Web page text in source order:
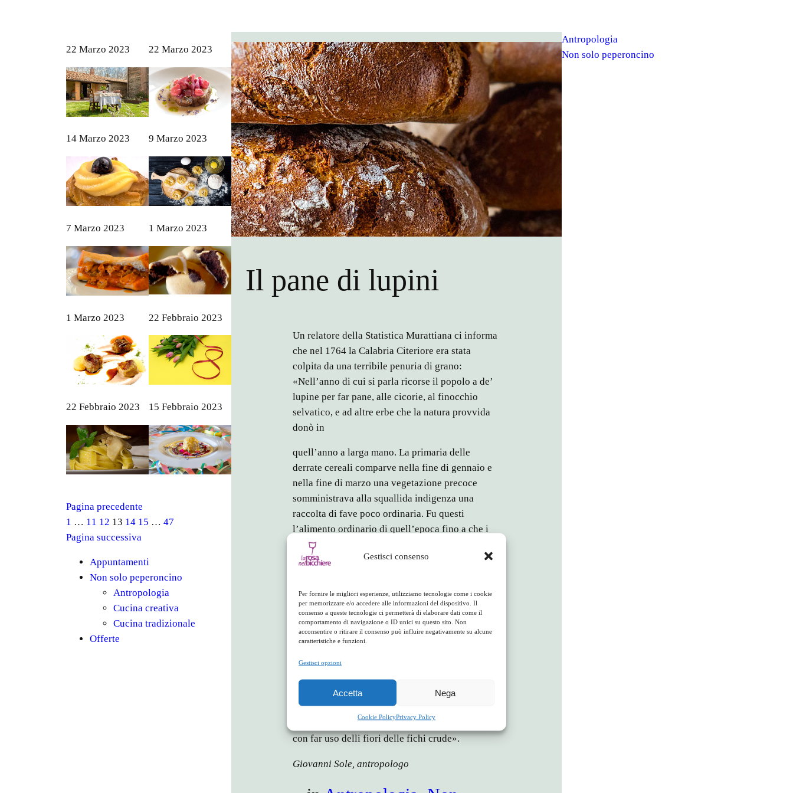
Gestisci consenso
Per fornire le migliori esperienze, utilizziamo tecnologie come i cookie
per memorizzare e/o accedere alle informazioni del dispositivo. Il
consenso a queste tecnologie ci permetterà di elaborare dati come il
comportamento di navigazione o ID unici su questo sito. Non
acconsentire o ritirare il consenso può influire negativamente su alcune
caratteristiche e funzioni.
Gestisci opzioni
Accetta Nega
Cookie PolicyPrivacy Policy
22 Marzo 2023 22 Marzo 2023
14 Marzo 2023 9 Marzo 2023
7 Marzo 2023 1 Marzo 2023
1 Marzo 2023 22 Febbraio 2023
22 Febbraio 2023 15 Febbraio 2023
Pagina precedente
1 … 11 12 13 14 15 … 47
Pagina successiva
Appuntamenti
Non solo peperoncino
Antropologia
Cucina creativa
Cucina tradizionale
Offerte
Il pane di lupini
Un relatore della Statistica Murattiana ci informa
che nel 1764 la Calabria Citeriore era stata
colpita da una terribile penuria di grano:
«Nell’anno di cui si parla ricorse il popolo a de’
lupine per far pane, alle cicorie, al finocchio
selvatico, e ad altre erbe che la natura provvida
donò in
quell’anno a larga mano. La primaria delle
derrate cereali comparve nella fine di gennaio e
nella fine di marzo una vegetazione precoce
somministrava alla squallida indigenza una
raccolta di fave poco ordinaria. Fu questi
l’alimento ordinario di quell’epoca fino a che i
grani non vennero trasportati dalle Puglie».
quale «tutti gli individui di Aiello e Casale di
Terrati tentarono nei principi di marzo, di
provedersi in nuovi luoghi, e specialmente
nell’altra provincia di Calabria Ultra, ma
essendovi ivi impedito il commercio per li grandi
assassini che vi si commetterono sono stati
costretti ad assaggiar la fame (…) moltissimi
individui di Aiello e Terrati si sono totalmente
estenuati dalla fame, che sono arrivati a vivere,
con far uso delli fiori delle fichi crude».
Giovanni Sole, antropologo
Antropologia
Non solo peperoncino